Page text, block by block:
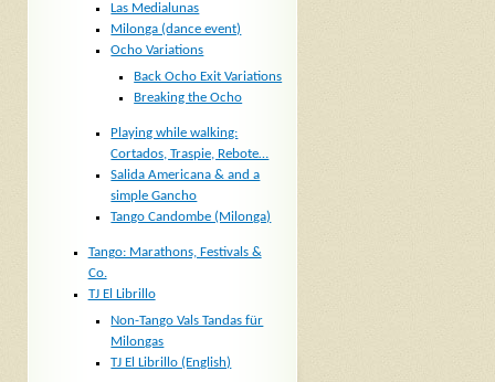
Las Medialunas
Milonga (dance event)
Ocho Variations
Back Ocho Exit Variations
Breaking the Ocho
Playing while walking:
Cortados, Traspie, Rebote…
Salida Americana & and a
simple Gancho
Tango Candombe (Milonga)
Tango: Marathons, Festivals &
Co.
TJ El Librillo
Non-Tango Vals Tandas für
Milongas
TJ El Librillo (English)